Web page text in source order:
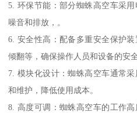
5. 环保节能：部分蜘蛛高空车采
噪音和排放，。
6. 安全性高：配备多重安全保护
倾翻等，确保操作人员和设备的安全
7. 模块化设计：蜘蛛高空车通常
和维护，降低使用成本。
8. 高度可调：蜘蛛高空车的工作